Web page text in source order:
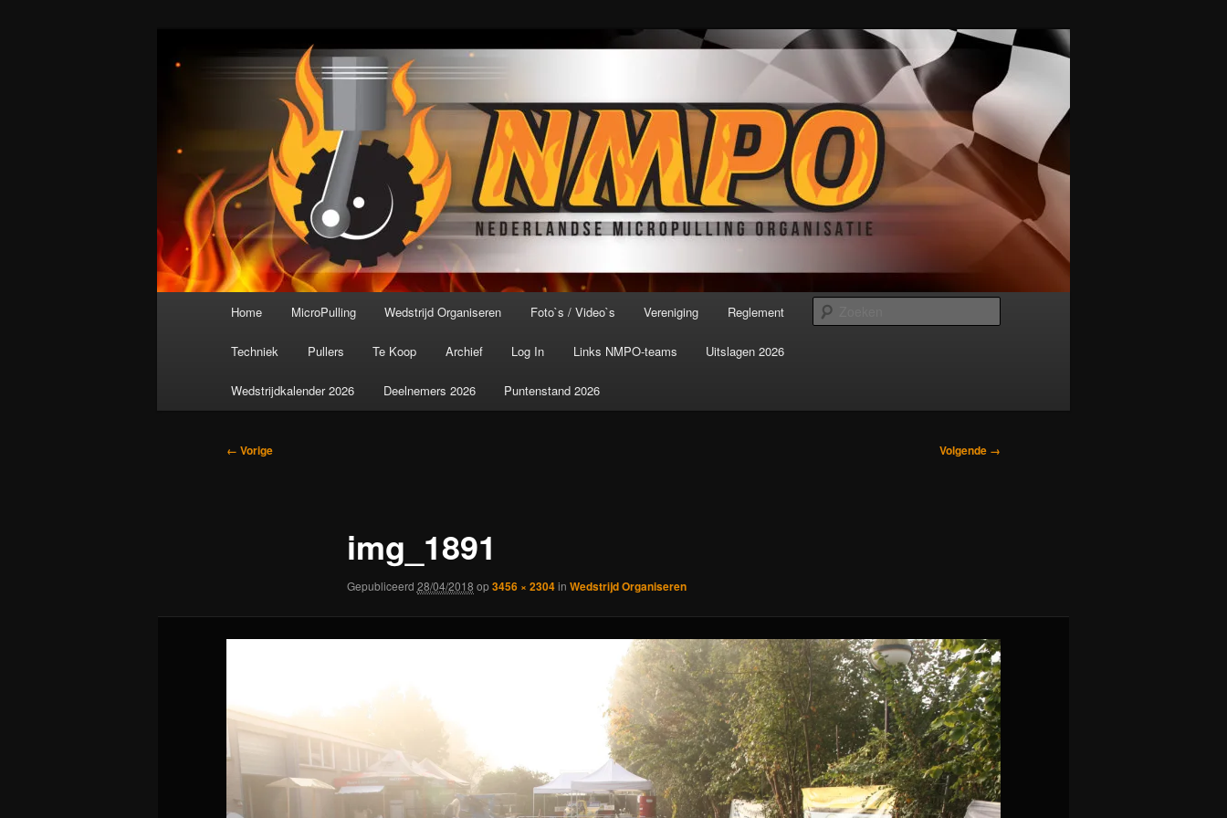
Nederlandse MicroPulling Organisatie
De meest krachtige modelbouwsport ter wereld!
Home MicroPulling Wedstrijd Organiseren Foto`s / Video`s Vereniging Reglement
Techniek Pullers Te Koop Archief Log In Links NMPO-teams Uitslagen 2026
Wedstrijdkalender 2026 Deelnemers 2026 Puntenstand 2026
Afbeeldingsnavigatie
← Vorige Volgende →
img_1891
Gepubliceerd 28/04/2018 op3456 × 2304in Wedstrijd Organiseren